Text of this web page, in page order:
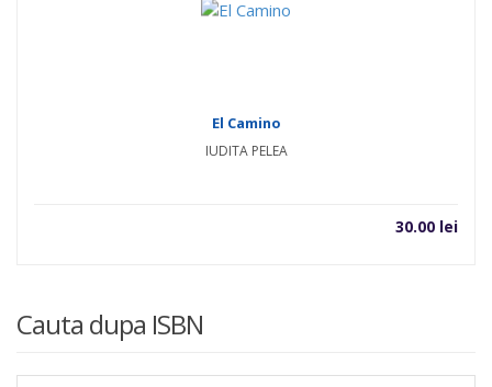
El Camino
IUDITA PELEA
30.00 lei
Cauta dupa ISBN